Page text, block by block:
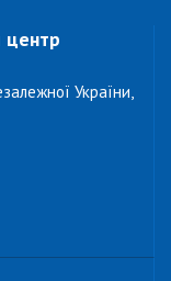
центр
України,